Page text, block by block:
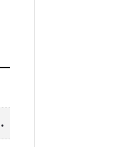
中更便利